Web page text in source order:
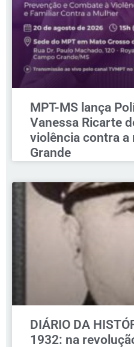
MPT-MS lança
Vanessa Ricarte
violência contra a
Grande
DIÁRIO DA
1932: na